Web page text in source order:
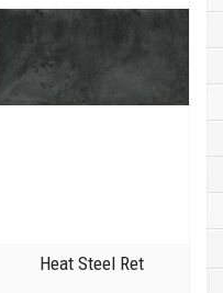
Heat Steel Ret